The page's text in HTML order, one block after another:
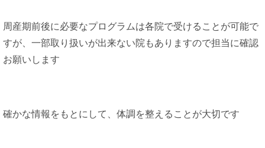
周産期前後に必要なプログラムは各院で受けることが可能で
すが、一部取り扱いが出来ない院もありますので担当に確認
お願いします
確かな情報をもとにして、体調を整えることが大切です